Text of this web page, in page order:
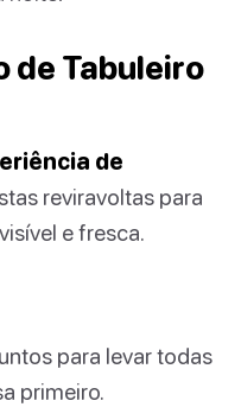
de Tabuleiro
de
reviravoltas para
e fresca.
para levar todas
primeiro.